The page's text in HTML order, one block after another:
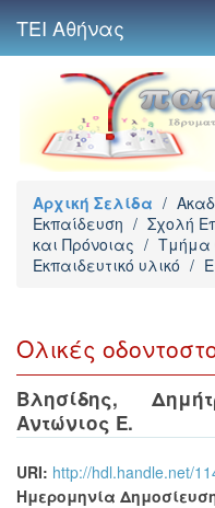
ΤΕΙ Αθήνας
Αρχική Σελίδα /
Εκπαίδευση / Σχολή
και Πρόνοιας / Τμήμα
Εκπαιδευτικό υλικό /
Ολικές
Βλησίδης,
Αντώνιος Ε.
URI: http://hdl.handle.net/
Ημερομηνία